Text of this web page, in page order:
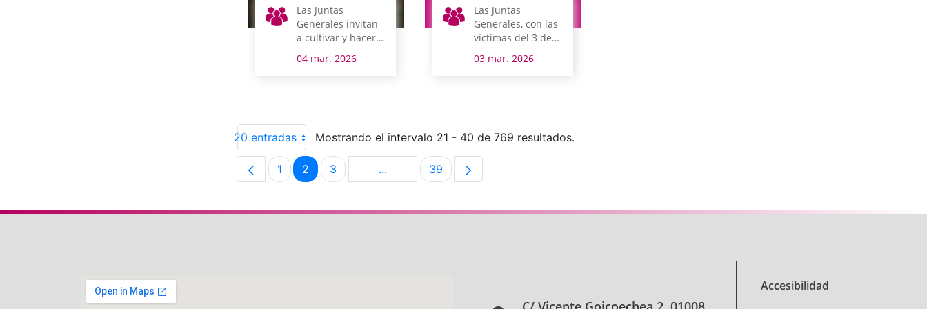
Las Juntas
Generales invitan
a cultivar y hacer
04 mar. 2026
Las Juntas
Generales, con las
víctimas del 3 de
Gasteiz
03 mar. 2026
20 entradas Mostrando el intervalo 21 - 40 de 769 resultados.
Página
1 Página
2 Página
3 ...Páginas intermedias Use TAB para desplazarse.
Página
39
Accesibilidad